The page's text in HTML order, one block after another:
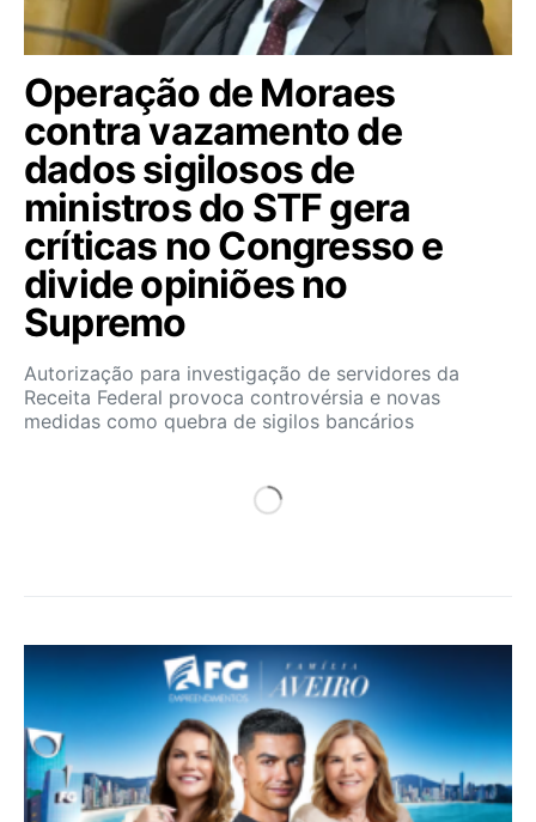
Operação de Moraes
contra vazamento de
dados sigilosos de
ministros do STF gera
críticas no Congresso e
divide opiniões no
Supremo
Autorização para investigação de servidores da
Receita Federal provoca controvérsia e novas
medidas como quebra de sigilos bancários